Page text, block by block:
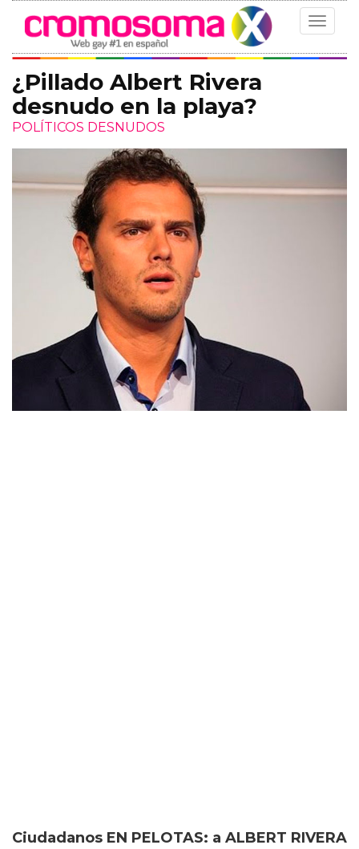
Toggle
¿Pillado Albert Rivera
desnudo en la playa?
POLÍTICOS DESNUDOS
Ciudadanos EN PELOTAS: a ALBERT RIVERA